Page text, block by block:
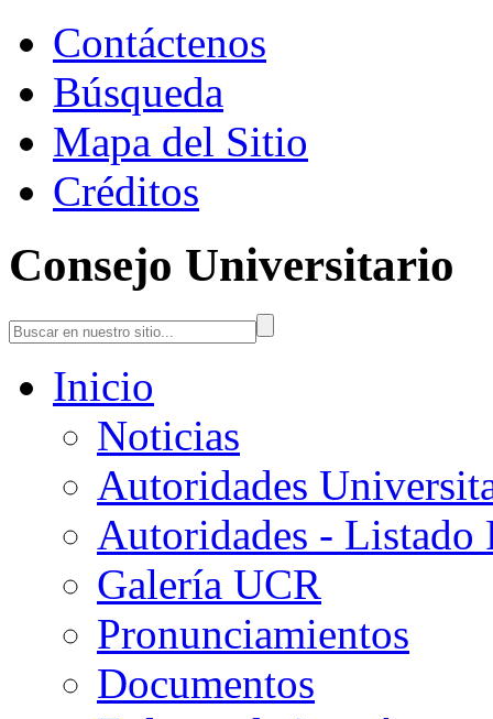
Contáctenos
Búsqueda
Mapa del Sitio
Créditos
Consejo Universitario
Inicio
Noticias
Autoridades
Autoridades - Listado
Galería UCR
Pronunciamientos
Documentos